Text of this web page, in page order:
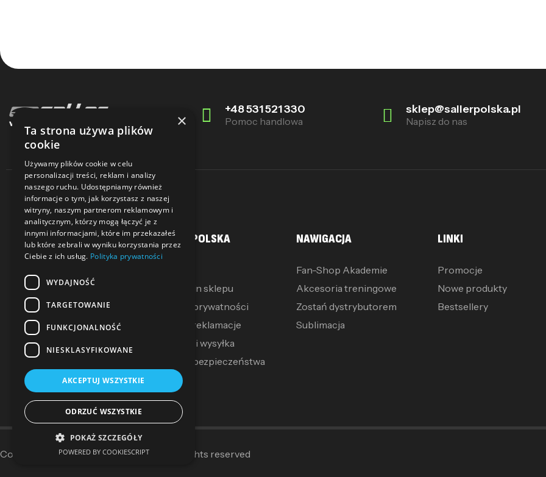
+48 531 521 330
Pomoc handlowa
sklep@sallerpolska.pl
Napisz do nas
MOJE KONTO
Moje pokwitowania
Mój koszyk
SALLER POLSKA
Regulamin sklepu
Polityka prywatności
Zwroty i reklamacje
Dostawa i wysyłka
Polityka bezpieczeństwa
NAWIGACJA
Fan-Shop Akademie
Akcesoria treningowe
Zostań dystrybutorem
Sublimacja
LINKI
Promocje
Nowe produkty
Bestsellery
Copyright © 2014–2025Sallerpolska . All rights reserved
×
Ta strona używa plików
cookie
Używamy plików cookie w celu
personalizacji treści, reklam i analizy
naszego ruchu. Udostępniamy również
informacje o tym, jak korzystasz z naszej
witryny, naszym partnerom reklamowym i
analitycznym, którzy mogą łączyć je z
innymi informacjami, które im przekazałeś
lub które zebrali w wyniku korzystania przez
Ciebie z ich usług. Polityka prywatności
WYDAJNOŚĆ
TARGETOWANIE
FUNKCJONALNOŚĆ
NIESKLASYFIKOWANE
AKCEPTUJ WSZYSTKIE
ODRZUĆ WSZYSTKIE
POKAŻ SZCZEGÓŁY
POWERED BY COOKIESCRIPT